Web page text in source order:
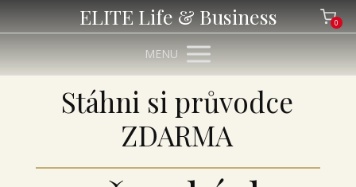
ELITE Life & Business 0
MENU
Stáhni si průvodce
ZDARMA